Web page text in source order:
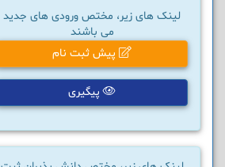
لینک های زیر، مختص ورودی های جدید
می باشند
پیش ثبت نام
پیگیری